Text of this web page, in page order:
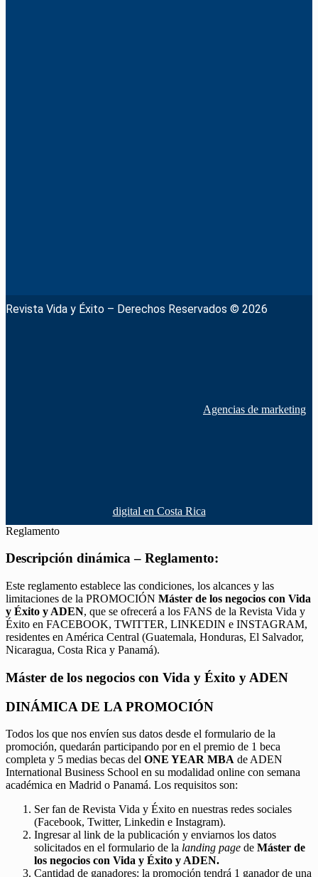
Revista Vida y Éxito – Derechos Reservados © 2026
Agencias de marketing
digital en Costa Rica
Reglamento
Descripción dinámica – Reglamento:
Este reglamento establece las condiciones, los alcances y las
limitaciones de la PROMOCIÓN Máster de los negocios con Vida
y Éxito y ADEN, que se ofrecerá a los FANS de la Revista Vida y
Éxito en FACEBOOK, TWITTER, LINKEDIN e INSTAGRAM,
residentes en América Central (Guatemala, Honduras, El Salvador,
Nicaragua, Costa Rica y Panamá).
Máster de los negocios con Vida y Éxito y ADEN
DINÁMICA DE LA PROMOCIÓN
Todos los que nos envíen sus datos desde el formulario de la
promoción, quedarán participando por en el premio de 1 beca
completa y 5 medias becas del ONE YEAR MBA de ADEN
International Business School en su modalidad online con semana
académica en Madrid o Panamá. Los requisitos son:
Ser fan de Revista Vida y Éxito en nuestras redes sociales
(Facebook, Twitter, Linkedin e Instagram).
Ingresar al link de la publicación y enviarnos los datos
solicitados en el formulario de la landing page de Máster de
los negocios con Vida y Éxito y ADEN.
Cantidad de ganadores: la promoción tendrá 1 ganador de una